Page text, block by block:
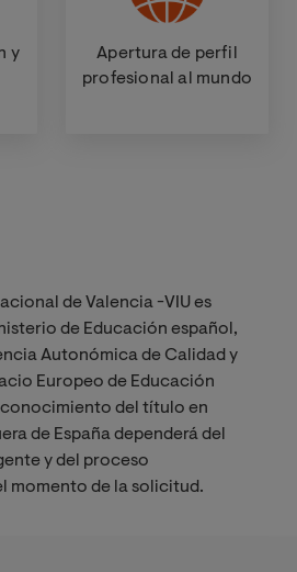
y
Apertura de perfil
profesional al mundo
de Valencia -VIU es
de Educación español,
Autonómica de Calidad y
Europeo de Educación
del título en
de España dependerá del
y del proceso
momento de la solicitud.